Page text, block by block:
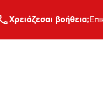
Xρειάζεσαι βοήθεια;